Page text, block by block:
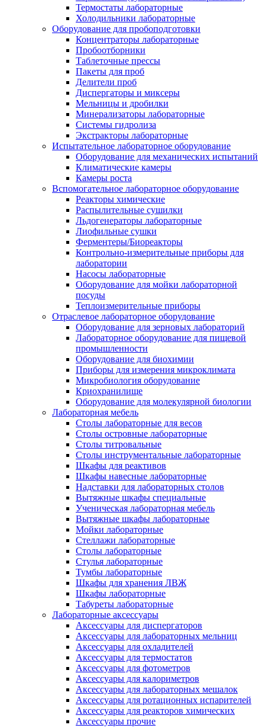
Термостаты лабораторные
Холодильники лабораторные
Оборудование для пробоподготовки
Концентраторы лабораторные
Пробоотборники
Таблеточные прессы
Пакеты для проб
Делители проб
Диспергаторы и миксеры
Мельницы и дробилки
Минерализаторы лабораторные
Системы гидролиза
Экстракторы лабораторные
Испытательное лабораторное оборудование
Оборудование для механических испытаний
Климатические камеры
Камеры роста
Вспомогательное лабораторное оборудование
Реакторы химические
Распылительные сушилки
Льдогенераторы лабораторные
Лиофильные сушки
Ферментеры/Биореакторы
Контрольно-измерительные приборы для
лаборатории
Насосы лабораторные
Оборудование для мойки лабораторной
посуды
Теплоизмерительные приборы
Отраслевое лабораторное оборудование
Оборудование для зерновых лабораторий
Лабораторное оборудование для пищевой
промышленности
Оборудование для биохимии
Приборы для измерения микроклимата
Микробиология оборудование
Криохранилище
Оборудование для молекулярной биологии
Лабораторная мебель
Столы лабораторные для весов
Столы островные лабораторные
Столы титровальные
Столы инструментальные лабораторные
Шкафы для реактивов
Шкафы навесные лабораторные
Надставки для лабораторных столов
Вытяжные шкафы специальные
Ученическая лабораторная мебель
Вытяжные шкафы лабораторные
Мойки лабораторные
Стеллажи лабораторные
Столы лабораторные
Стулья лабораторные
Тумбы лабораторные
Шкафы для хранения ЛВЖ
Шкафы лабораторные
Табуреты лабораторные
Лабораторные аксессуары
Аксессуары для диспергаторов
Аксессуары для лабораторных мельниц
Аксессуары для охладителей
Аксессуары для термостатов
Аксессуары для фотометров
Аксессуары для калориметров
Аксессуары для лабораторных мешалок
Аксессуары для ротационных испарителей
Аксессуары для реакторов химических
Аксессуары прочие